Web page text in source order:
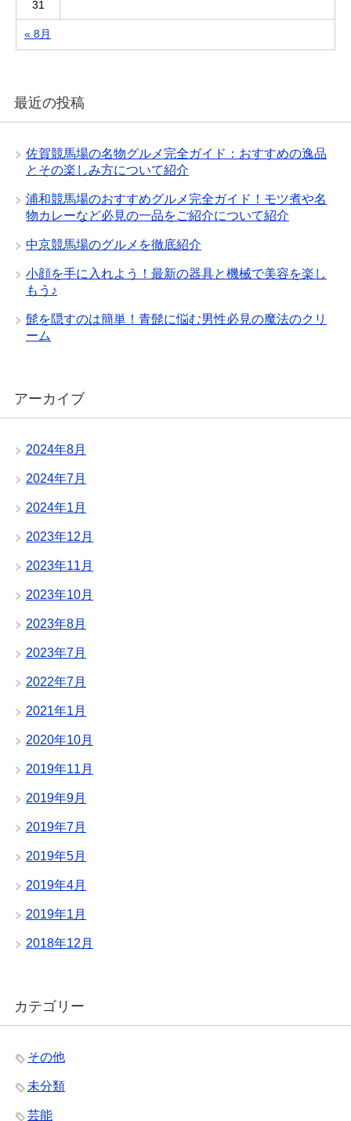
« 8月
31
最近の投稿
佐賀競馬場の名物グルメ完全ガイド：おすすめの逸品
とその楽しみ方について紹介
浦和競馬場のおすすめグルメ完全ガイド！モツ煮や名
物カレーなど必見の一品をご紹介について紹介
中京競馬場のグルメを徹底紹介
小顔を手に入れよう！最新の器具と機械で美容を楽し
もう♪
髭を隠すのは簡単！青髭に悩む男性必見の魔法のクリ
ーム
アーカイブ
2024年8月
2024年7月
2024年1月
2023年12月
2023年11月
2023年10月
2023年8月
2023年7月
2022年7月
2021年1月
2020年10月
2019年11月
2019年9月
2019年7月
2019年5月
2019年4月
2019年1月
2018年12月
カテゴリー
その他
未分類
芸能